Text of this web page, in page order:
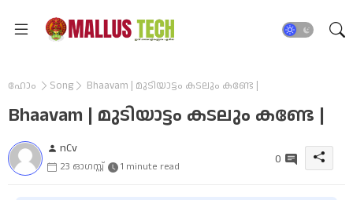
ഹോം Song Bhaavam | മുടിയാട്ടം കടലും കണ്ടേ |
Bhaavam | മുടിയാട്ടം കടലും കണ്ടേ |
nCv
23 ഓഗസ്റ്റ് 1 minute read 0